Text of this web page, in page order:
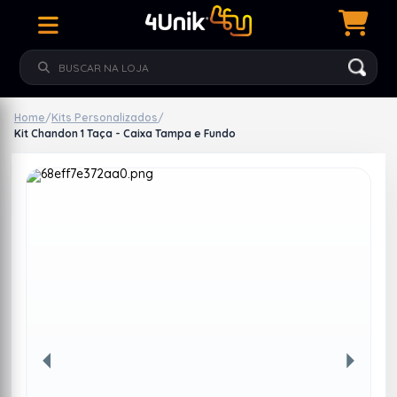
Home/Kits Personalizados/
Kit Chandon 1 Taça - Caixa Tampa e Fundo